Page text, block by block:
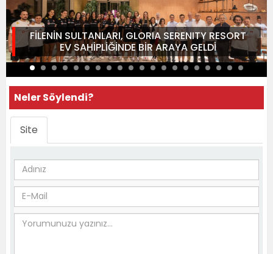
FİLENİN SULTANLARI, GLORIA SERENITY RESORT
EV SAHİPLİĞİNDE BİR ARAYA GELDİ
Neler Söylendi?
Site